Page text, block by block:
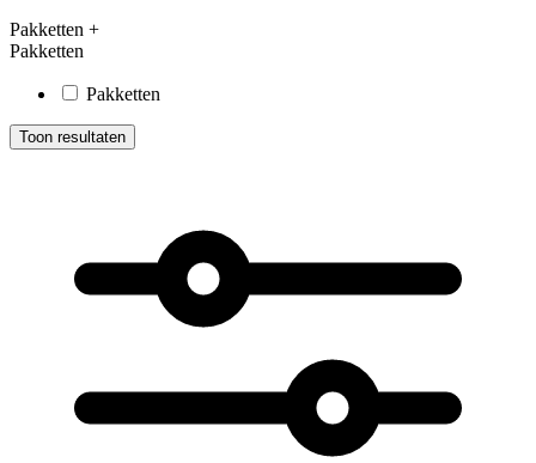
Pakketten +
Pakketten
Pakketten
Toon resultaten